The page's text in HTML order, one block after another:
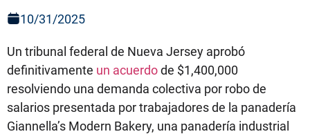
10/31/2025
Un tribunal federal de Nueva Jersey aprobó
definitivamente un acuerdode $1,400,000
resolviendo una demanda colectiva por robo de
salarios presentada por trabajadores de la panadería
Giannella’s Modern Bakery, una panadería industrial